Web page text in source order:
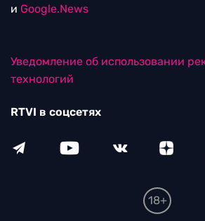
и Google.News
Уведомление об использовании
технологий
RTVI в соцсетях
18+